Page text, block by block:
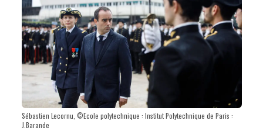
Sébastien Lecornu, ©Ecole polytechnique : Institut Polytechnique de Paris :
J.Barande